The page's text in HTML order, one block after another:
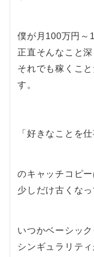
僕が月100万円～
正直そんなこと
それでも稼くこ
す。
「好きなことを仕
のキャッチコピー
少しだけ古くな
いつかベーシッ
シンギュラリテ